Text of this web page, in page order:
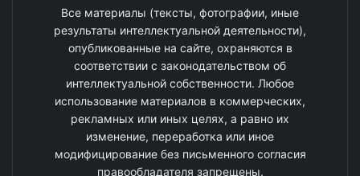
Все материалы (тексты, фотографии, иные
результаты интеллектуальной деятельности),
опубликованные на сайте, охраняются в
соответствии с законодательством об
интеллектуальной собственности. Любое
использование материалов в коммерческих,
рекламных или иных целях, а равно их
изменение, переработка или иное
модифицирование без письменного согласия
правообладателя запрещены.